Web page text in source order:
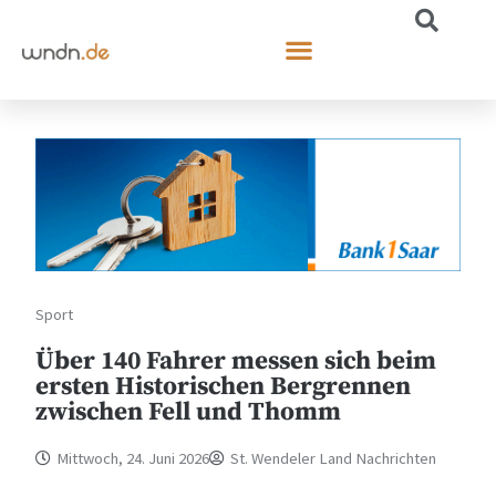
Sport
Über 140 Fahrer messen sich beim
ersten Historischen Bergrennen
zwischen Fell und Thomm
Mittwoch, 24. Juni 2026 St. Wendeler Land Nachrichten